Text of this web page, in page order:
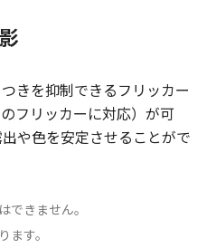
きを抑制できるフリッカー
フリッカーに対応）が可
や色を安定させることがで
できません。
ます。